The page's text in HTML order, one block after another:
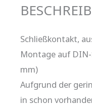
Schließkontakt,
Montage auf
mm)
Aufgrund der
in schon